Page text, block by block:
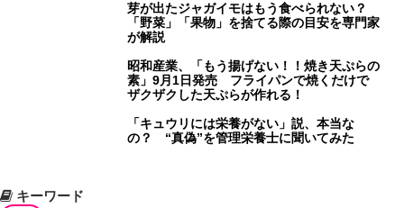
芽が出たジャガイモはもう食べられない？
「野菜」「果物」を捨てる際の目安を専門家
が解説
昭和産業、「もう揚げない！！焼き天ぷらの
素」9月1日発売 フライパンで焼くだけで
ザクザクした天ぷらが作れる！
「キュウリには栄養がない」説、本当な
の？ “真偽”を管理栄養士に聞いてみた
キーワード